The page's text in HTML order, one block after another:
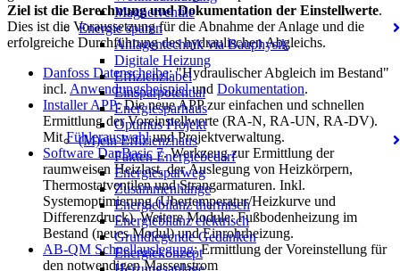
Magnetventile
Energie sparen
Anlagentechnik via Bauphysik
Digitale Heizung
Effizienzlabel
Einsparpotential
Energiesparhaus
Optimus Projekt
(M)ein Effizienzhaus
Fakten Energiebedarf
Energiesparweg
Zusammenhänge
Energiebilanz thermisch
Energiebilanz elektrisch
Grundlegende Gedanken
Energiekonzept
Ziel ist die Berechnung und Dokumentation der Einstellwerte.
Dies ist die Voraussetzung für die Abnahme der Anlage und die
erfolgreiche Durchführung des hydraulischen Abgleichs.
Danfoss Datenscheibe: "Hydraulischer Abgleich im Bestand"
incl. Anwendungsbeispielund Dokumentation.
Installer APP: Die neue APP zur einfachen und schnellen
Ermittlung der Voreinstellwerte (RA-N, RA-UN, RA-DV).
MitFühlerauswahlund Projektverwaltung.
Software DanBasic 7. Werkzeug zur Ermittlung der
raumweisen Heizlast, der Auslegung von Heizkörpern,
Thermostatventilen und Strangarmaturen. Inkl.
Systemoptimierung (Übertemperatur/Heizkurve und
Differenzdruck). Weitere Module: Fußbodenheizung im
Bestand (neues Modul) und Einrohrheizung.
AB-QM Schnellauslegung: Ermittlung der Voreinstellung für
den notwendigen Massenstrom